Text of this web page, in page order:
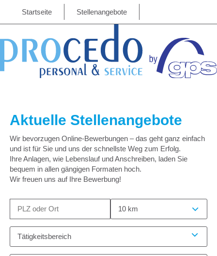
Startseite Stellenangebote
Aktuelle Stellenangebote
Wir bevorzugen Online-Bewerbungen – das geht ganz einfach
und ist für Sie und uns der schnellste Weg zum Erfolg.
Ihre Anlagen, wie Lebenslauf und Anschreiben, laden Sie
bequem in allen gängigen Formaten hoch.
Wir freuen uns auf Ihre Bewerbung!
10 km
Tätigkeitsbereich